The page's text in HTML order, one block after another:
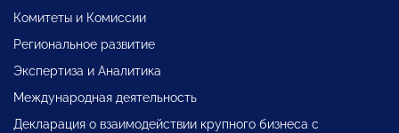
Комитеты и Комиссии
Региональное развитие
Экспертиза и Аналитика
Международная деятельность
Декларация о взаимодействии крупного бизнеса с